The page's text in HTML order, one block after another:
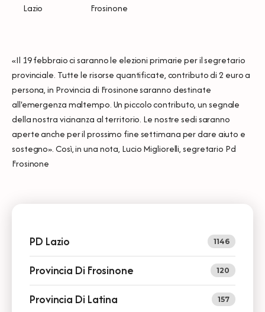
Lazio
Frosinone
«Il 19 febbraio ci saranno le elezioni primarie per il segretario
provinciale. Tutte le risorse quantificate, contributo di 2 euro a
persona, in Provincia di Frosinone saranno destinate
all'emergenza maltempo. Un piccolo contributo, un segnale
della nostra vicinanza al territorio. Le nostre sedi saranno
aperte anche per il prossimo fine settimana per dare aiuto e
sostegno». Così, in una nota, Lucio Migliorelli, segretario Pd
Frosinone
PD Lazio 1146
Provincia Di Frosinone 120
Provincia Di Latina 157